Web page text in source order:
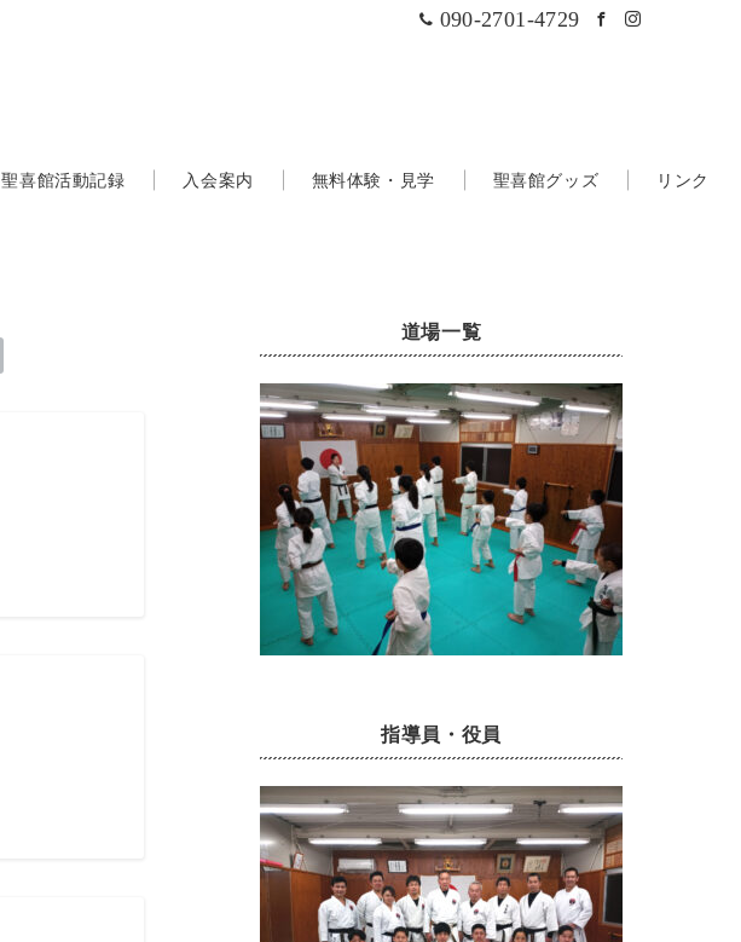
090-2701-4729
聖喜館活動記録 入会案内 無料体験・見学 聖喜館グッズ リンク
道場一覧
指導員・役員